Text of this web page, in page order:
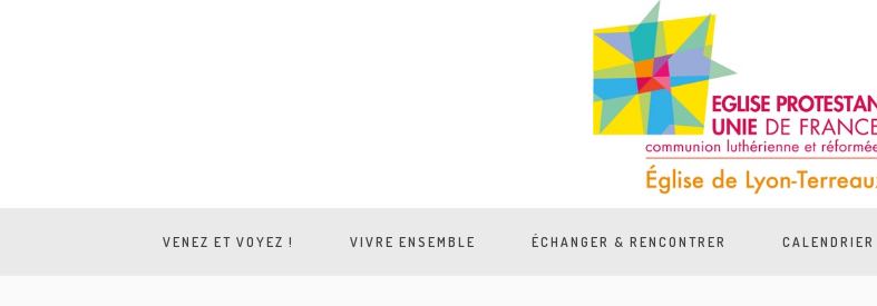
VENEZ ET VOYEZ ! VIVRE ENSEMBLE ÉCHANGER & RENCONTRER CALENDRIER